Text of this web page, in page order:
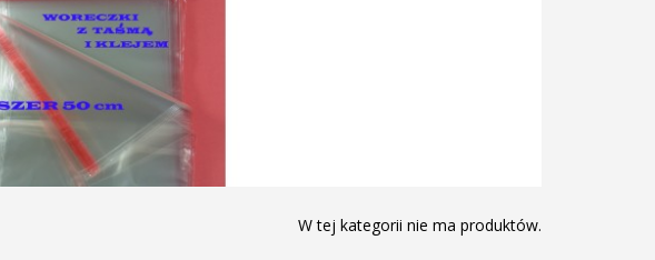
W tej kategorii nie ma produktów.